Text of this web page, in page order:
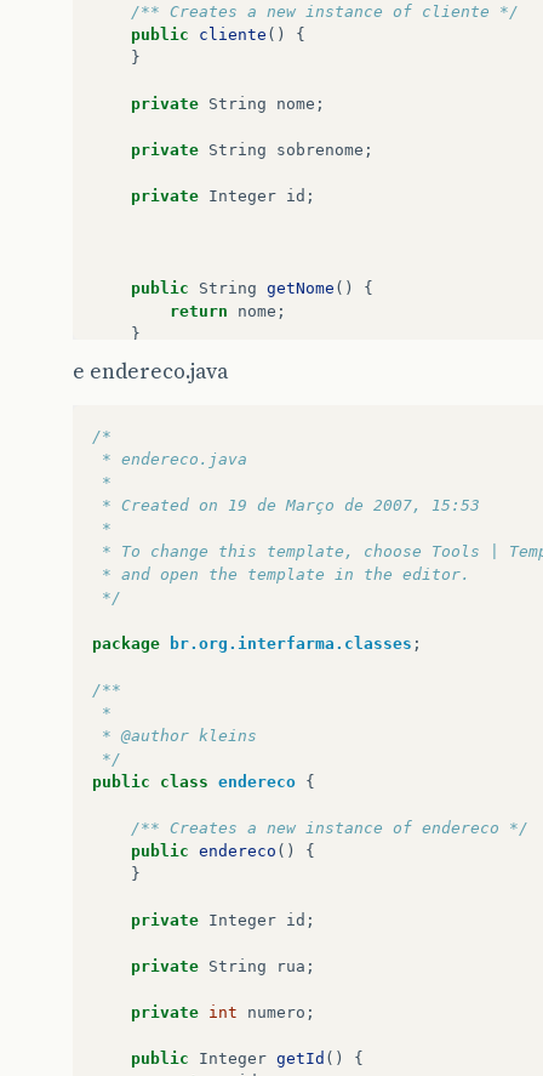
/** Creates a new instance of cliente */
public
cliente ()
{
}
private String nome ;
private String sobrenome ;
private Integer id ;
public String getNome ()
{
return
nome ;
}
public void
String
return
sobrenome
public void setSobrenome String sobrenome
this
sobrenome
public Integer
this
private endereco endereco
endereco
}
public setEndereco
.
}
e endereco.java
/*
* endereco.java
*
* Created on 19 de Março de 2007, 15:53
*
* To change this template, choose Tools |
* and open the template in the editor.
*/
package br.org.interfarma.classes ;
/**
*
* @author kleins
*/
public
class endereco {
/** Creates a new instance of endereco */
public endereco ()
{
}
private Integer id ;
private String rua ;
private int numero ;
public Integer getId ()
{